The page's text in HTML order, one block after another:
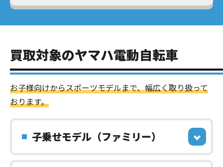
買取対象のヤマハ電動自転車
お子様向けからスポーツモデルまで、幅広く取り扱って
おります。
子乗せモデル（ファミリー）